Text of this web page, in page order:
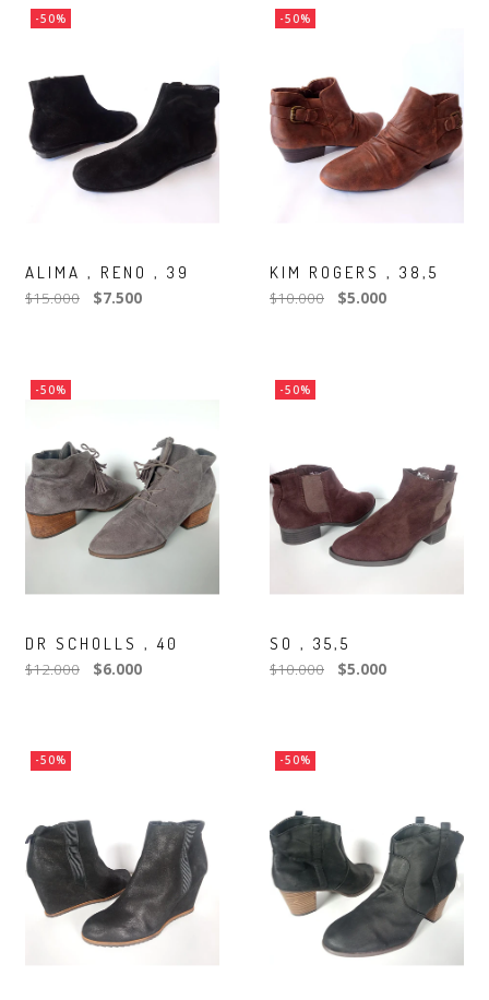
-50%
ALIMA , RENO , 39
$15.000 $7.500
-50%
KIM ROGERS , 38,5
$10.000 $5.000
-50%
DR SCHOLLS , 40
$12.000 $6.000
-50%
SO , 35,5
$10.000 $5.000
-50% -50%